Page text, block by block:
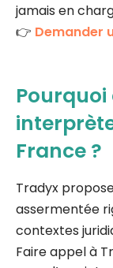
jamais en
👉 Demander
France ?
Tradyx
assermentée
contextes
Faire appel à